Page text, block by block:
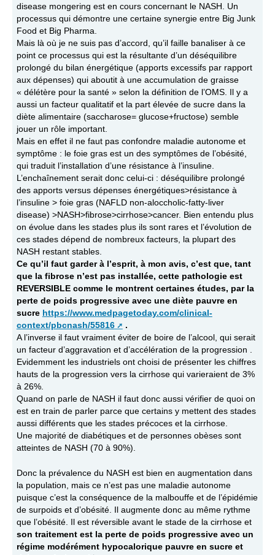
disease mongering est en cours concernant le NASH. Un
processus qui démontre une certaine synergie entre Big Junk
Food et Big Pharma.
Mais là où je ne suis pas d’accord, qu’il faille banaliser à ce
point ce processus qui est la résultante d’un déséquilibre
prolongé du bilan énergétique (apports excessifs par rapport
aux dépenses) qui aboutit à une accumulation de graisse
« délétère pour la santé » selon la définition de l’OMS. Il y a
aussi un facteur qualitatif et la part élevée de sucre dans la
diète alimentaire (saccharose= glucose+fructose) semble
jouer un rôle important.
Mais en effet il ne faut pas confondre maladie autonome et
symptôme : le foie gras est un des symptômes de l’obésité,
qui traduit l’installation d’une résistance à l’insuline.
L’enchaînement serait donc celui-ci : déséquilibre prolongé
des apports versus dépenses énergétiques>résistance à
l’insuline > foie gras (NAFLD non-aloccholic-fatty-liver
disease) >NASH>fibrose>cirrhose>cancer. Bien entendu plus
on évolue dans les stades plus ils sont rares et l’évolution de
ces stades dépend de nombreux facteurs, la plupart des
NASH restant stables.
Ce qu’il faut garder à l’esprit, à mon avis, c’est que, tant
que la fibrose n’est pas installée, cette pathologie est
REVERSIBLE comme le montrent certaines études, par la
perte de poids progressive avec une diète pauvre en
sucre https://www.medpagetoday.com/clinical-
context/pbcnash/55816
.
A l’inverse il faut vraiment éviter de boire de l’alcool, qui serait
un facteur d’aggravation et d’accélération de la progression .
Evidemment les industriels ont choisi de présenter les chiffres
hauts de la progression vers la cirrhose qui varieraient de 3%
à 26%.
Quand on parle de NASH il faut donc aussi vérifier de quoi on
est en train de parler parce que certains y mettent des stades
aussi différents que les stades précoces et la cirrhose.
Une majorité de diabétiques et de personnes obèses sont
atteintes de NASH (70 à 90%).
Donc la prévalence du NASH est bien en augmentation dans
la population, mais ce n’est pas une maladie autonome
puisque c’est la conséquence de la malbouffe et de l’épidémie
de surpoids et d’obésité. Il augmente donc au même rythme
que l’obésité. Il est réversible avant le stade de la cirrhose et
son traitement est la perte de poids progressive avec un
régime modérément hypocalorique pauvre en sucre et